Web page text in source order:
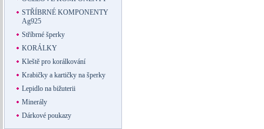
STŘÍBRNÉ KOMPONENTY
Ag925
Stříbrné šperky
KORÁLKY
Kleště pro korálkování
Krabičky a kartičky na šperky
Lepidlo na bižuterii
Minerály
Dárkové poukazy